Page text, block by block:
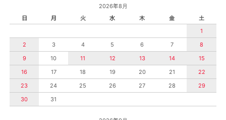
2026年8月
日
月 火 水 木 金
土
1
2
3 4 5 6 7
8
9
10 11 12 13 14
15
16
17 18 19 20 21
22
23
24 25 26 27 28
29
30
31